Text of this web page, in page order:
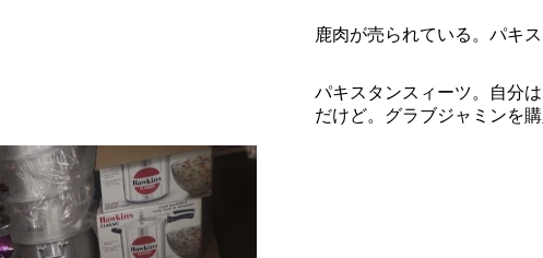
鹿肉が売られている。パキ
パキスタンスィーツ。自分
だけど。グラブジャミンを購